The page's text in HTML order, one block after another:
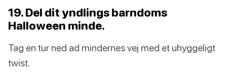
19. Del dit yndlings barndoms
Halloween minde.
Tag en tur ned ad mindernes vej med et uhyggeligt
twist.